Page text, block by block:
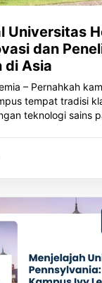
Universitas
dan
di Asia
– Pernahkah
tempat tradisi
teknologi sains